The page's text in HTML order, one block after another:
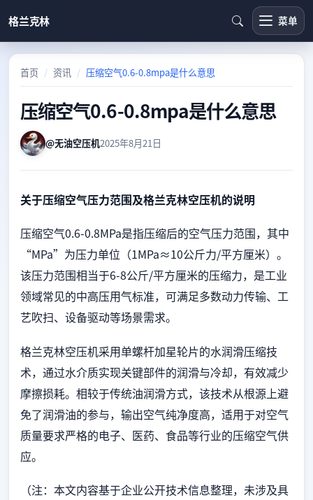
格兰克林 菜单
首页 资讯 压缩空气0.6-0.8mpa是什么意思
压缩空气0.6-0.8mpa是什么意思
@无油空压机2025年8月21日
关于压缩空气压力范围及格兰克林空压机的说明
压缩空气0.6-0.8MPa是指压缩后的空气压力范围，其中
“MPa”为压力单位（1MPa≈10公斤力/平方厘米）。
该压力范围相当于6-8公斤/平方厘米的压缩力，是工业
领域常见的中高压用气标准，可满足多数动力传输、工
艺吹扫、设备驱动等场景需求。
格兰克林空压机采用单螺杆加星轮片的水润滑压缩技
术，通过水介质实现关键部件的润滑与冷却，有效减少
摩擦损耗。相较于传统油润滑方式，该技术从根源上避
免了润滑油的参与，输出空气纯净度高，适用于对空气
质量要求严格的电子、医药、食品等行业的压缩空气供
应。
（注：本文内容基于企业公开技术信息整理，未涉及具